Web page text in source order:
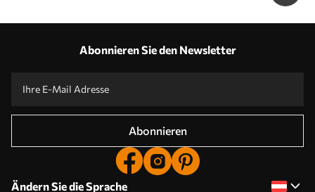
Abonnieren Sie den Newsletter
Abonnieren
Ändern Sie die Sprache